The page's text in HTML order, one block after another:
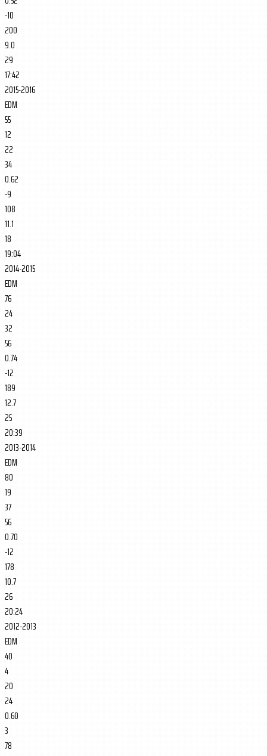
-10
200
9.0
29
17:42
2015-2016
EDM
55
12
22
34
0.62
-9
108
11.1
18
19:04
2014-2015
EDM
76
24
32
56
0.74
-12
189
12.7
25
20:39
2013-2014
EDM
80
19
37
56
0.70
-12
178
10.7
26
20:24
2012-2013
EDM
40
4
20
24
0.60
3
78